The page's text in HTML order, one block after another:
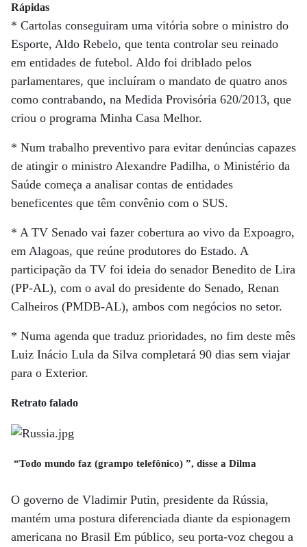
Rápidas
* Cartolas conseguiram uma vitória sobre o ministro do
Esporte, Aldo Rebelo, que tenta controlar seu reinado
em entidades de futebol. Aldo foi driblado pelos
parlamentares, que incluíram o mandato de quatro anos
como contrabando, na Medida Provisória 620/2013, que
criou o programa Minha Casa Melhor.
* Num trabalho preventivo para evitar denúncias capazes
de atingir o ministro Alexandre Padilha, o Ministério da
Saúde começa a analisar contas de entidades
beneficentes que têm convênio com o SUS.
* A TV Senado vai fazer cobertura ao vivo da Expoagro,
em Alagoas, que reúne produtores do Estado. A
participação da TV foi ideia do senador Benedito de Lira
(PP-AL), com o aval do presidente do Senado, Renan
Calheiros (PMDB-AL), ambos com negócios no setor.
* Numa agenda que traduz prioridades, no fim deste mês
Luiz Inácio Lula da Silva completará 90 dias sem viajar
para o Exterior.
Retrato falado
“Todo mundo faz (grampo telefônico) ”, disse a Dilma
O governo de Vladimir Putin, presidente da Rússia,
mantém uma postura diferenciada diante da espionagem
americana no Brasil Em público, seu porta-voz chegou a